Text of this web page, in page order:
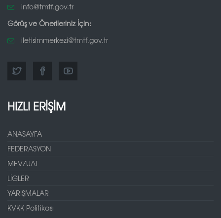
info@tmtf.gov.tr
Görüş ve Önerileriniz İçin:
iletisimmerkezi@tmtf.gov.tr
HIZLI ERİŞİM
ANASAYFA
FEDERASYON
MEVZUAT
LİGLER
YARIŞMALAR
KVKK Politikası